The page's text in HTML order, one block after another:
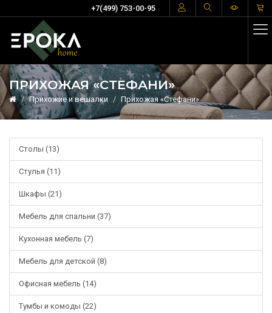
+7(499) 753-00-95
ПРИХОЖАЯ «СТЕФАНИ»
Прихожие и вешалки Прихожая «Стефани»
Столы (13)
Стулья (11)
Шкафы (21)
Мебель для спальни (37)
Кухонная мебель (7)
Мебель для детской (8)
Офисная мебель (14)
Тумбы и комоды (22)